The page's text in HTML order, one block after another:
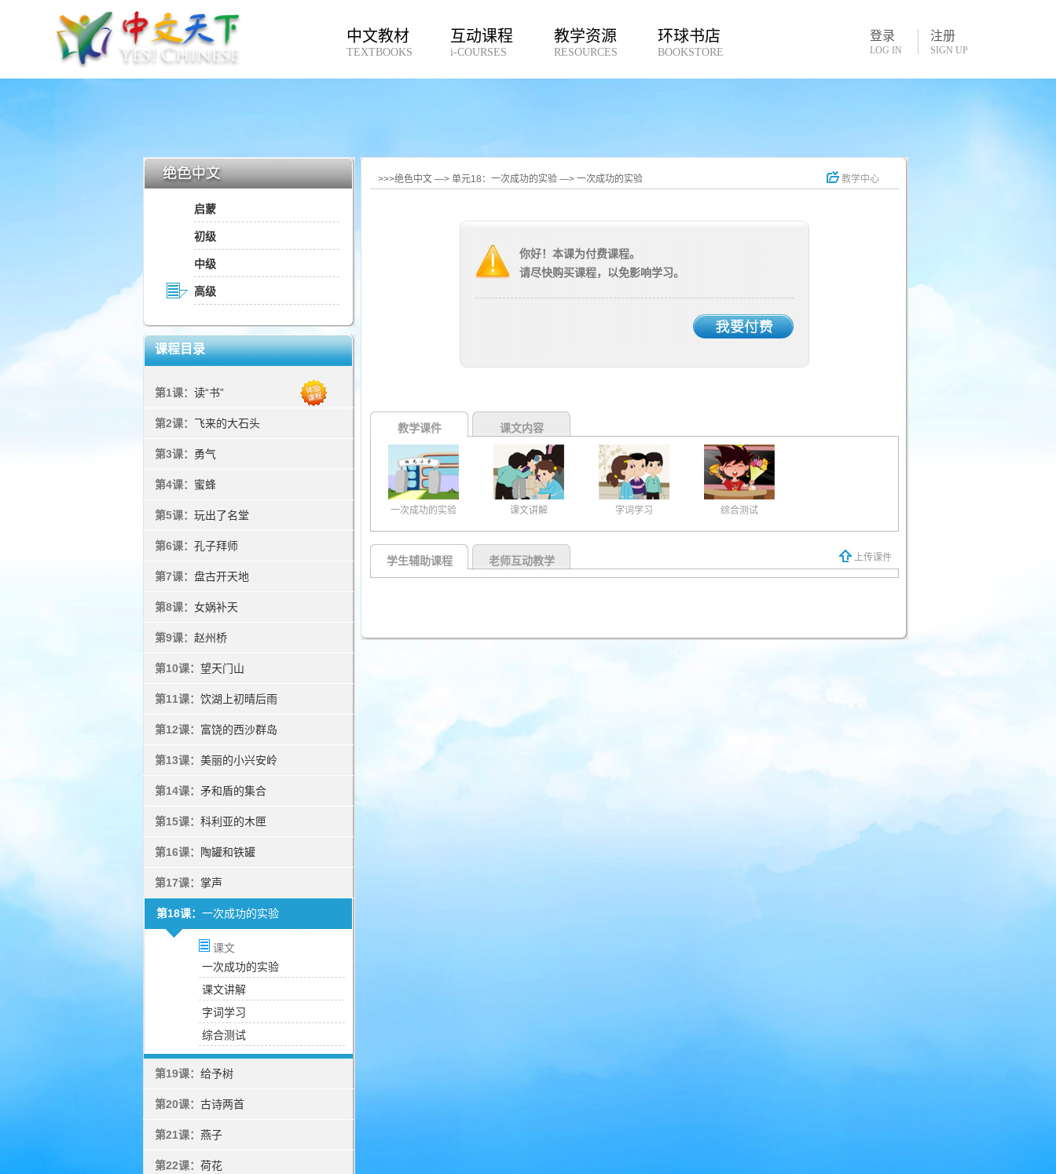
中文教材
TEXTBOOKS
互动课程
i-COURSES
教学资源
RESOURCES
环球书店
BOOKSTORE
登录
LOG IN
注册
SIGN UP
启蒙
初级
中级
高级
课程目录
第1课： 读“书”
第2课： 飞来的大石头
第3课： 勇气
第4课： 蜜蜂
第5课： 玩出了名堂
第6课： 孔子拜师
第7课： 盘古开天地
第8课： 女娲补天
第9课： 赵州桥
第10课： 望天门山
第11课： 饮湖上初晴后雨
第12课： 富饶的西沙群岛
第13课： 美丽的小兴安岭
第14课： 矛和盾的集合
第15课： 科利亚的木匣
第16课： 陶罐和铁罐
第17课： 掌声
第18课： 一次成功的实验
课文
一次成功的实验
课文讲解
字词学习
综合测试
第19课： 给予树
第20课： 古诗两首
第21课： 燕子
第22课： 荷花
>>>绝色中文 —> 单元18：一次成功的实验 —> 一次成功的实验 教学中心
你好！本课为付费课程。
请尽快购买课程，以免影响学习。
教学课件 课文内容
一次成功的实验 课文讲解 字词学习 综合测试
学生辅助课程 老师互动教学 上传课件